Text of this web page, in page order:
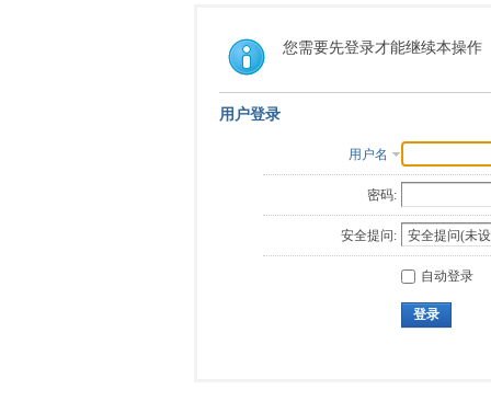
您需要先登录才能继续本操作
用户登录
用户名
密码:
安全提问:
自动登录
登录